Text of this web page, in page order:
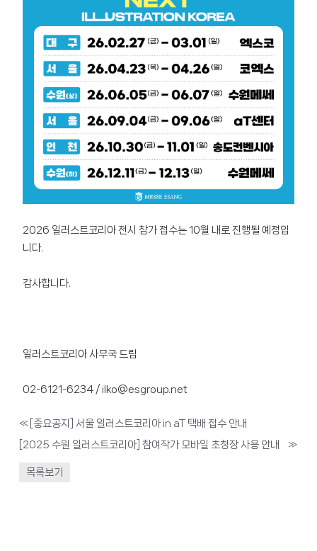
2026 일러스트코리아 전시 참가 접수는 10월 내로 진행될 예정입
니다.
감사합니다.
일러스트코리아 사무국 드림
02-6121-6234 / ilko@esgroup.net
« [중요공지] 서울 일러스트코리아 in aT 택배 접수 안내
[2025 수원 일러스트코리아] 참여작가 모바일 초청장 사용 안내
»
목록보기